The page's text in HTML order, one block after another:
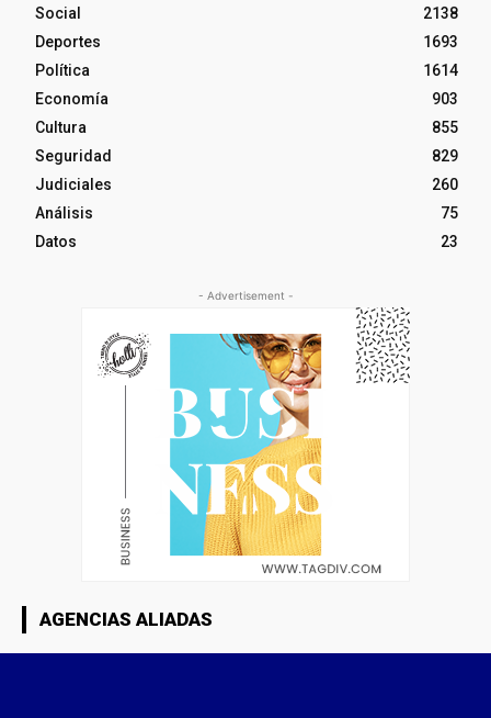
Social
2138
Deportes
1693
Política
1614
Economía
903
Cultura
855
Seguridad
829
Judiciales
260
Análisis
75
Datos
23
- Advertisement -
AGENCIAS ALIADAS